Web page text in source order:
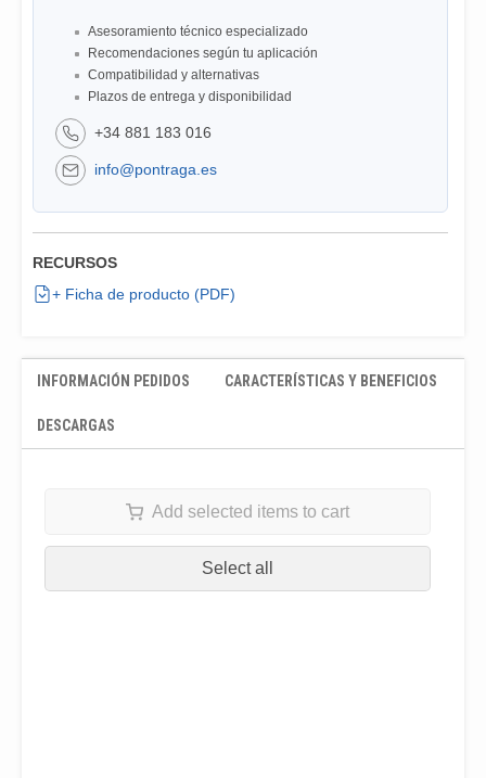
Asesoramiento técnico especializado
Recomendaciones según tu aplicación
Compatibilidad y alternativas
Plazos de entrega y disponibilidad
+34 881 183 016
info@pontraga.es
RECURSOS
+ Ficha de producto (PDF)
INFORMACIÓN PEDIDOS CARACTERÍSTICAS Y BENEFICIOS
DESCARGAS
Add selected items to cart
Select all